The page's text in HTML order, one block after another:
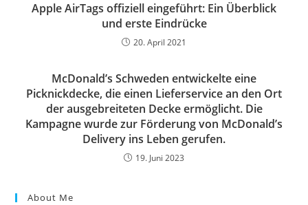
Apple AirTags offiziell eingeführt: Ein Überblick
und erste Eindrücke
20. April 2021
McDonald’s Schweden entwickelte eine
Picknickdecke, die einen Lieferservice an den Ort
der ausgebreiteten Decke ermöglicht. Die
Kampagne wurde zur Förderung von McDonald’s
Delivery ins Leben gerufen.
19. Juni 2023
About Me